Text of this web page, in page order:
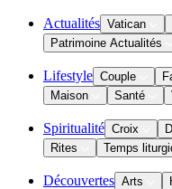
Actualités Vatican
Patrimoine Actualités
Lifestyle Couple
Maison
Santé
Spiritualité Croix
Rites
Temps
Découvertes Arts